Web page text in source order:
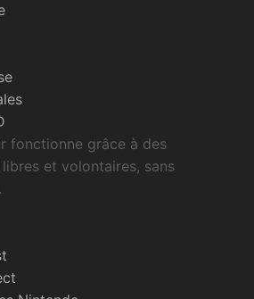
fonctionne grâce à des
et volontaires, sans